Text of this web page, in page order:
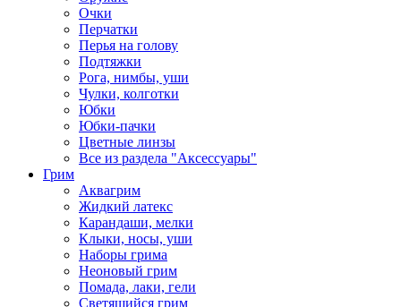
Очки
Перчатки
Перья на голову
Подтяжки
Рога, нимбы, уши
Чулки, колготки
Юбки
Юбки-пачки
Цветные линзы
Все из раздела "Аксессуары"
Грим
Аквагрим
Жидкий латекс
Карандаши, мелки
Клыки, носы, уши
Наборы грима
Неоновый грим
Помада, лаки, гели
Светящийся грим